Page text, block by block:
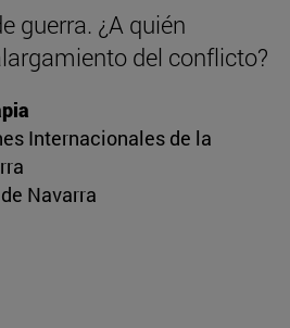
guerra. ¿A quién
del conflicto?
Internacionales de la
Navarra